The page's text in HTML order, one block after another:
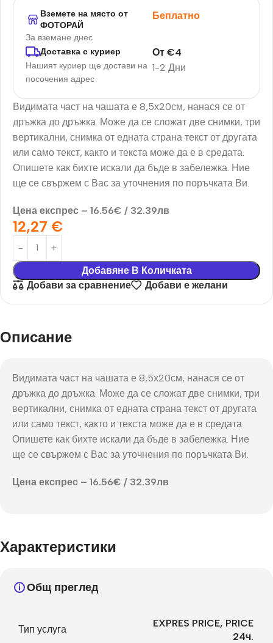
Вземете на място от
ФОТОРАЙ
За вземане днес
Беплатно
Доставка с куриер
Нашият куриер ще достави на
посочения адрес
1-2 Дни
От€4
Видимата част на чашата е 8,5х20см, нанася се от
дръжка до дръжка. Може да се сложат две снимки, три
вертикални, снимка от едната страна текст от другата
или само текст, както и текста може да е в средата.
Опишете как бихте искали да бъде в забележка. Ние
ще се свържем с Вас за уточнения по поръчката Ви.
Цена експрес – 16.56€ / 32.39лв
12,27 €
Добавяне В Количката
Добави за сравнение
Добави е желани
Описание
Видимата част на чашата е 8,5х20см, нанася се от
дръжка до дръжка. Може да се сложат две снимки, три
вертикални, снимка от едната страна текст от другата
или само текст, както и текста може да е в средата.
Опишете как бихте искали да бъде в забележка. Ние
ще се свържем с Вас за уточнения по поръчката Ви.
Цена експрес – 16.56€ / 32.39лв
Характеристики
Общ преглед
Тип услуга
EXPRES PRICE, PRICE
24ч.